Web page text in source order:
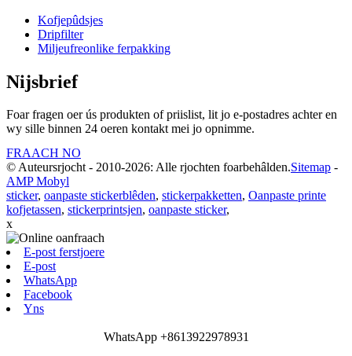
Kofjepûdsjes
Dripfilter
Miljeufreonlike ferpakking
Nijsbrief
Foar fragen oer ús produkten of priislist, lit jo e-postadres achter en
wy sille binnen 24 oeren kontakt mei jo opnimme.
FRAACH NO
© Auteursrjocht - 2010-2026: Alle rjochten foarbehâlden.Sitemap -
AMP Mobyl
sticker, oanpaste stickerblêden, stickerpakketten, Oanpaste printe
kofjetassen, stickerprintsjen, oanpaste sticker,
x
E-post ferstjoere
E-post
WhatsApp
Facebook
Yns
WhatsApp +8613922978931